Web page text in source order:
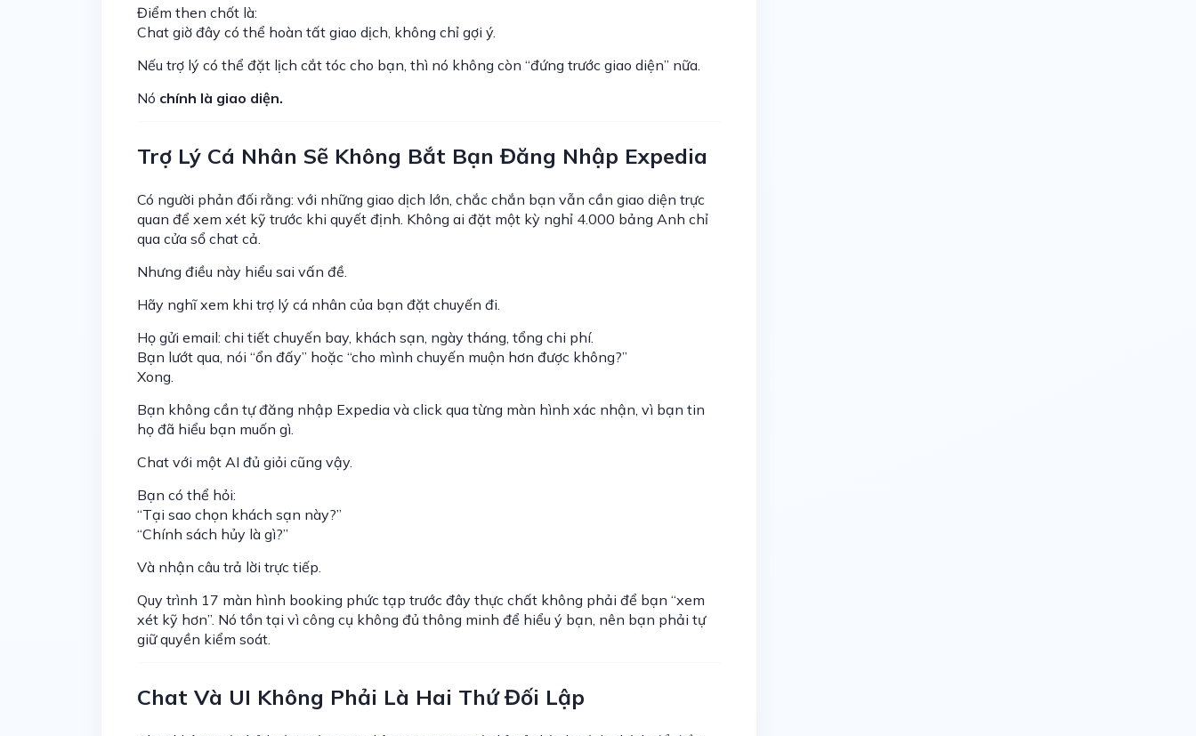
Điểm then chốt là:
Chat giờ đây có thể hoàn tất giao dịch, không chỉ gợi ý.
Nếu trợ lý có thể đặt lịch cắt tóc cho bạn, thì nó không còn “đứng trước giao diện” nữa.
Nó chính là giao diện.
Trợ Lý Cá Nhân Sẽ Không Bắt Bạn Đăng Nhập Expedia
Có người phản đối rằng: với những giao dịch lớn, chắc chắn bạn vẫn cần giao diện trực
quan để xem xét kỹ trước khi quyết định. Không ai đặt một kỳ nghỉ 4.000 bảng Anh chỉ
qua cửa sổ chat cả.
Nhưng điều này hiểu sai vấn đề.
Hãy nghĩ xem khi trợ lý cá nhân của bạn đặt chuyến đi.
Họ gửi email: chi tiết chuyến bay, khách sạn, ngày tháng, tổng chi phí.
Bạn lướt qua, nói “ổn đấy” hoặc “cho mình chuyến muộn hơn được không?”
Xong.
Bạn không cần tự đăng nhập Expedia và click qua từng màn hình xác nhận, vì bạn tin
họ đã hiểu bạn muốn gì.
Chat với một AI đủ giỏi cũng vậy.
Bạn có thể hỏi:
“Tại sao chọn khách sạn này?”
“Chính sách hủy là gì?”
Và nhận câu trả lời trực tiếp.
Quy trình 17 màn hình booking phức tạp trước đây thực chất không phải để bạn “xem
xét kỹ hơn”. Nó tồn tại vì công cụ không đủ thông minh để hiểu ý bạn, nên bạn phải tự
giữ quyền kiểm soát.
Chat Và UI Không Phải Là Hai Thứ Đối Lập